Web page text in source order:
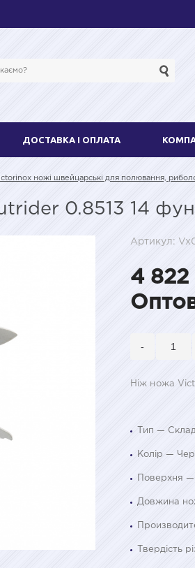
ДОСТАВКА І ОПЛАТА
ножі швейцарські для полювання,
0.8513 14
Артикул:
4 822
-
Ніж ножа
Тип —
Колір —
Поверхня
Довжина
Твердість